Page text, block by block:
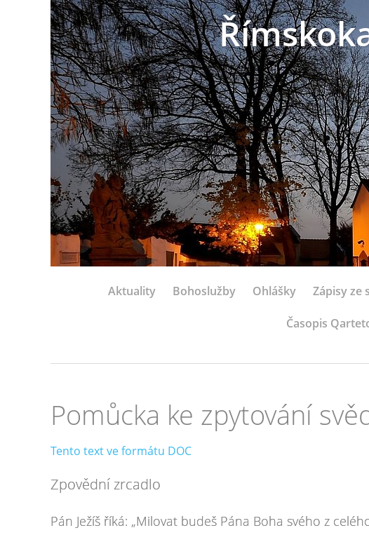
Aktuality Bohoslužby Ohlášky Zápisy ze
Časopis
Pomůcka ke zpytování
Tento text ve formátu DOC
Zpovědní zrcadlo
Pán Ježíš říká: „Milovat budeš Pána Boha svého z